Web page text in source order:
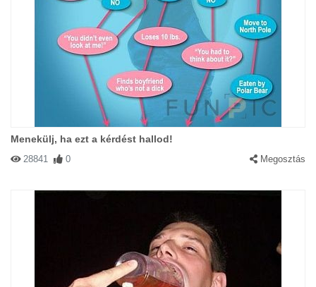
Menekülj, ha ezt a kérdést hallod!
28841 0 Megosztás